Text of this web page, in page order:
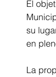
El
su
en
La